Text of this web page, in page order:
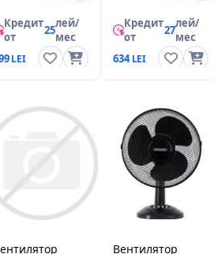
Кредит
от
25лей/
мес
Кредит
от
27лей/
мес
634
Вентилятор